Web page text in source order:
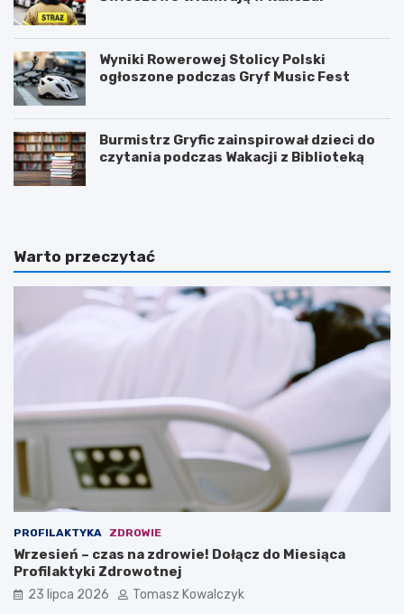
Wyniki Rowerowej Stolicy Polski
ogłoszone podczas Gryf Music Fest
Burmistrz Gryfic zainspirował dzieci do
czytania podczas Wakacji z Biblioteką
Warto przeczytać
PROFILAKTYKA ZDROWIE
Wrzesień – czas na zdrowie! Dołącz do Miesiąca
Profilaktyki Zdrowotnej
23 lipca 2026 Tomasz Kowalczyk